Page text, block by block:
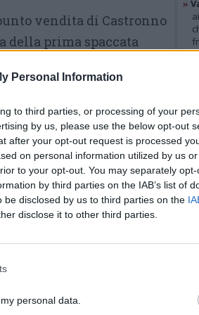
Personal Information
to third parties, or processing of your
by us, please use the below opt-out
after your opt-out request is processed
on personal information utilized by us
to your opt-out. You may separately
by third parties on the IAB’s list of
disclosed by us to third parties on the
disclose it to other third parties.
personal data.
vendita di Castronno
della prima spaccata
si inserisce in un
in cui i negozi di due
stati spesso presi di
malviventi con
simili. Un precedente
e di grande impatto era
Schianno, quando un
di raccogliere
videocamere di
»